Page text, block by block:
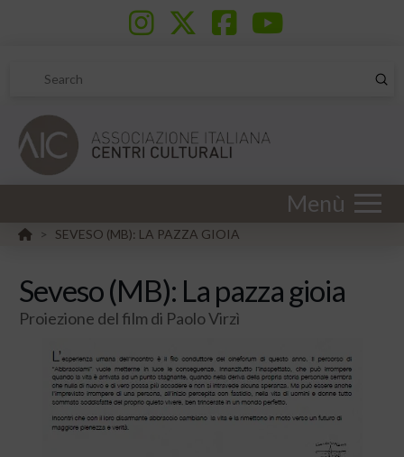
Search
Menù
HOME
> SEVESO (MB): LA PAZZA GIOIA
Seveso (MB): La pazza gioia
Proiezione del film di Paolo Virzì